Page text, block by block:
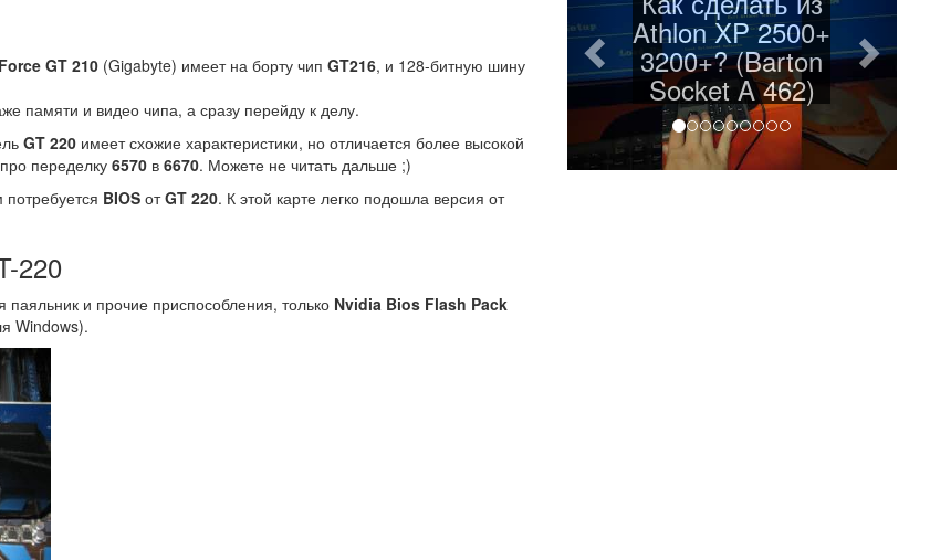
GT 210 (Gigabyte) имеет на борту чип GT216, и 128-битную шину
памяти и видео чипа, а сразу перейду к делу.
GT 220 имеет схожие характеристики, но отличается более высокой
переделку 6570 в 6670. Можете не читать дальше ;)
потребуется BIOS отGT 220. К этой карте легко подошла версия от
220
и прочие приспособления, только Nvidia Bios Flash Pack
Windows).
Athlon XP 2500+
3200+? (Barton
Socket A 462)